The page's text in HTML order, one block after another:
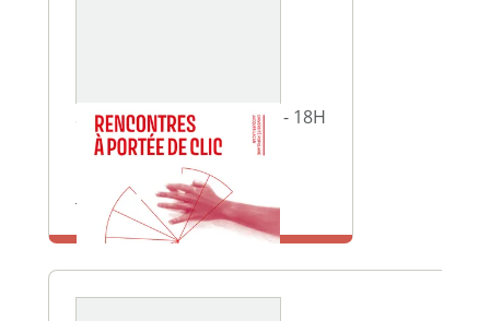
SAMEDI 30 MAI 2026 10H - 18H
Colloque uforca
Maison de la Mutualité
En savoir plus